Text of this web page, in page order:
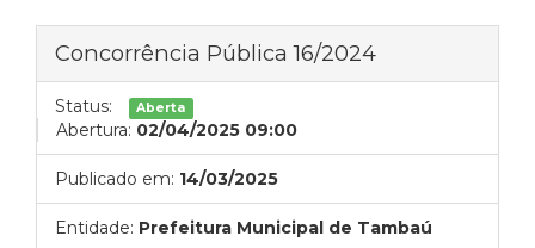
Concorrência Pública 16/2024
Status: Aberta
Abertura: 02/04/2025 09:00
Publicado em: 14/03/2025
Entidade: Prefeitura Municipal de Tambaú